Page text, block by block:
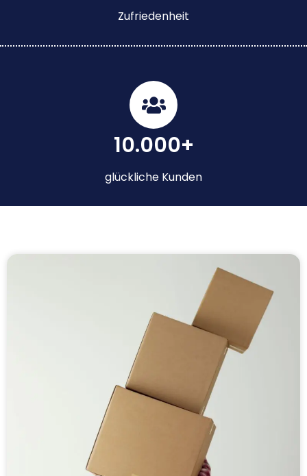
Zufriedenheit
10.000+
glückliche Kunden